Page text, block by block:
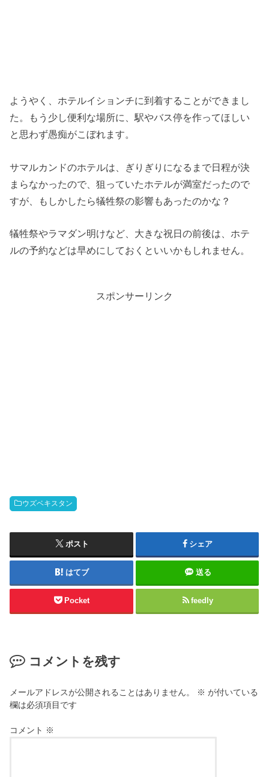
ようやく、ホテルイションチに到着することができまし
た。もう少し便利な場所に、駅やバス停を作ってほしい
と思わず愚痴がこぼれます。
サマルカンドのホテルは、ぎりぎりになるまで日程が決
まらなかったので、狙っていたホテルが満室だったので
すが、もしかしたら犠牲祭の影響もあったのかな？
犠牲祭やラマダン明けなど、大きな祝日の前後は、ホテ
ルの予約などは早めにしておくといいかもしれません。
スポンサーリンク
ウズベキスタン
ポスト シェア
はてブ 送る
Pocket feedly
コメントを残す
メールアドレスが公開されることはありません。 ※ が付いている
欄は必須項目です
コメント ※